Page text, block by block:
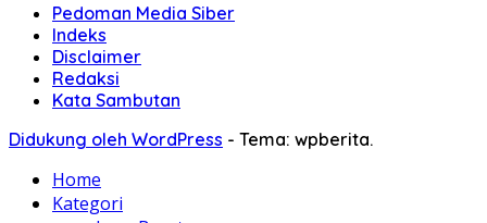
Pedoman Media Siber
Indeks
Disclaimer
Redaksi
Kata Sambutan
Didukung oleh WordPress - Tema: wpberita.
Home
Kategori